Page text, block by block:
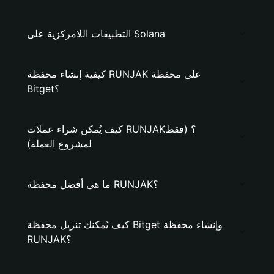
التطبيقات اللامركزية على Solana
كيفية إنشاء محفظة RUNJAK على محفظة
Bitget؟
كيف يُمكن شراء عملات RUNJAK؟ (فقط
لمشروع العملة)
ما هي أفضل محفظة RUNJAK؟
كيف يُمكنك تنزيل محفظة Bitget وإنشاء محفظة
RUNJAK؟